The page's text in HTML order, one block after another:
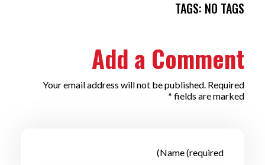
TAGS: NO TAGS
Add a Comment
Your email address will not be published. Required
fields are marked *